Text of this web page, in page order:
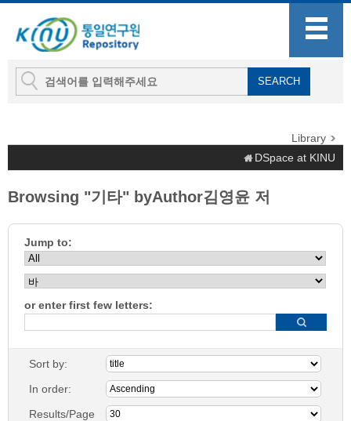
Library
DSpace at KINU
Browsing "기타" byAuthor김영윤 저
Jump to:
or enter first few letters:
Sort by:
In order:
Results/Page